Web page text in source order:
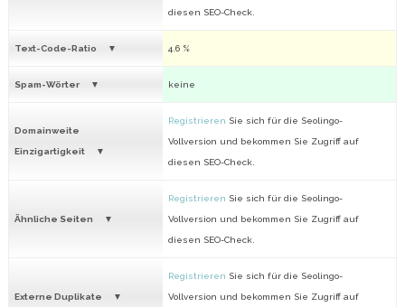
diesen SEO-Check.
Text-Code-Ratio 4.6 %
Spam-Wörter keine
Domainweite
Einzigartigkeit
Registrieren Sie sich für die Seolingo-
Vollversion und bekommen Sie Zugriff auf
diesen SEO-Check.
Ähnliche Seiten
Registrieren Sie sich für die Seolingo-
Vollversion und bekommen Sie Zugriff auf
diesen SEO-Check.
Externe Duplikate
Registrieren Sie sich für die Seolingo-
Vollversion und bekommen Sie Zugriff auf